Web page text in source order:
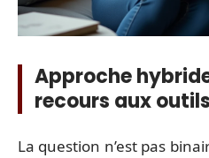
Approche
recours aux
La question n’est pas